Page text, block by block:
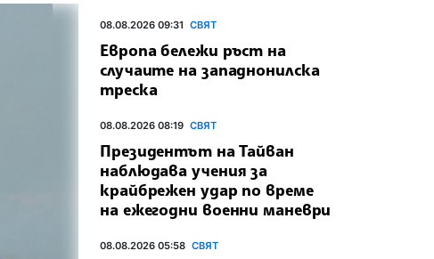
08.08.2026 09:31 СВЯТ
Европа бележи ръст на
случаите на западнонилска
треска
08.08.2026 08:19 СВЯТ
Президентът на Тайван
наблюдава учения за
крайбрежен удар по време
на ежегодни военни маневри
08.08.2026 05:58 СВЯТ